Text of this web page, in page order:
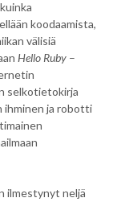
koodaamista,
välisiä
Hello Ruby –
selkotietokirja
ihminen ja robotti
ilmestynyt neljä